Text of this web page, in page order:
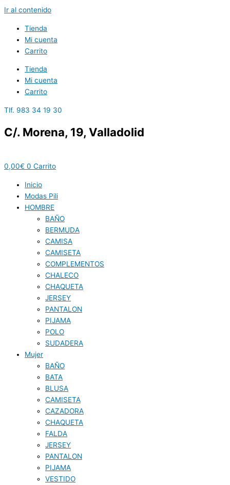
Ir al contenido
Tienda
Mi cuenta
Carrito
Tienda
Mi cuenta
Carrito
Tlf. 983 34 19 30
C/. Morena, 19, Valladolid
0,00€ 0 Carrito
Inicio
Modas Pili
HOMBRE
BAÑO
BERMUDA
CAMISA
CAMISETA
COMPLEMENTOS
CHALECO
CHAQUETA
JERSEY
PANTALON
PIJAMA
POLO
SUDADERA
Mujer
BAÑO
BATA
BLUSA
CAMISETA
CAZADORA
CHAQUETA
FALDA
JERSEY
PANTALON
PIJAMA
VESTIDO